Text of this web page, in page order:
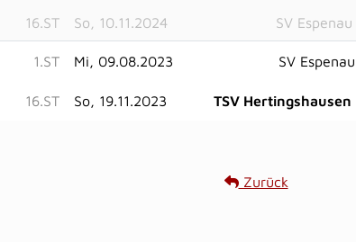
16.ST So, 10.11.2024 SV Espenau
1.ST Mi, 09.08.2023 SV Espenau
16.ST So, 19.11.2023 TSV Hertingshausen
Zurück